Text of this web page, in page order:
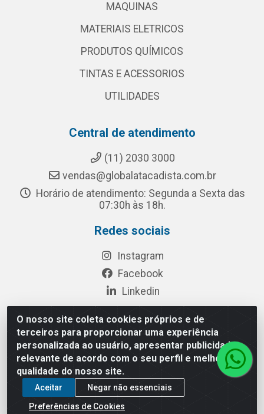
O nosso site coleta cookies próprios e de
terceiros para proporcionar uma experiência
personalizada ao usuário, apresentar publicidade
relevante de acordo com o seu perfil e melhorar a
qualidade do nosso site.
Aceitar
Negar não essenciais
Preferências de Cookies
MAQUINAS
MATERIAIS ELETRICOS
PRODUTOS QUÍMICOS
TINTAS E ACESSORIOS
UTILIDADES
Central de atendimento
(11) 2030 3000
vendas@globalatacadista.com.br
Horário de atendimento: Segunda a Sexta das
07:30h às 18h.
Redes sociais
Instagram
Facebook
Linkedin
Rua Chipuê, 117 - S. Miguel Paulista São Paulo/SP - CEP
08010-260- CNPJ: 03.010.739/0001-72